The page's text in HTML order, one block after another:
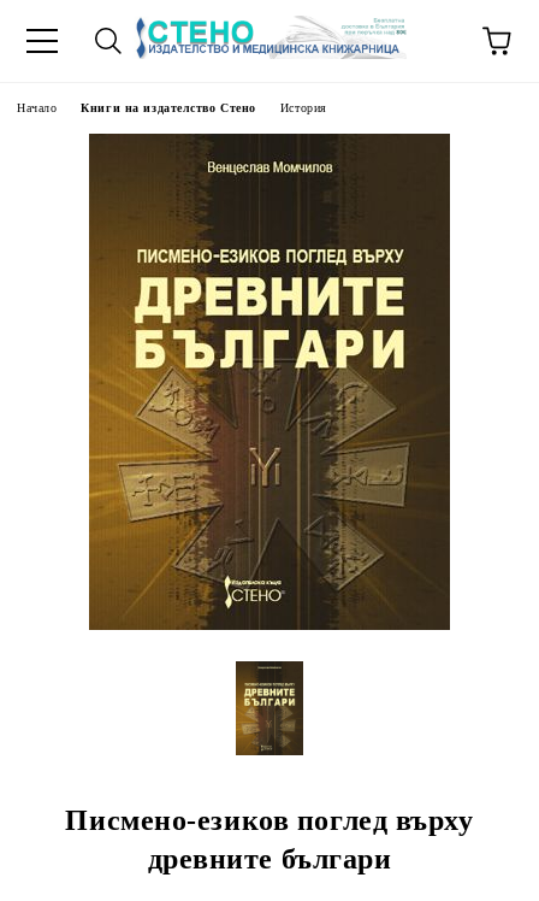
Начало Книги на издателство Стено История
Писмено-езиков поглед върху
древните българи